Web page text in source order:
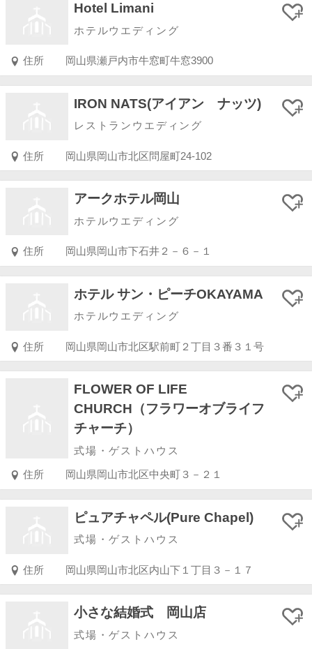
Hotel Limani
ホテルウエディング
住所 岡山県瀬戸内市牛窓町牛窓3900
IRON NATS(アイアン ナッツ)
レストランウエディング
住所 岡山県岡山市北区問屋町24-102
アークホテル岡山
ホテルウエディング
住所 岡山県岡山市下石井２－６－１
ホテル サン・ピーチOKAYAMA
ホテルウエディング
住所 岡山県岡山市北区駅前町２丁目３番３１号
FLOWER OF LIFE
CHURCH（フラワーオブライフ
チャーチ）
式場・ゲストハウス
住所 岡山県岡山市北区中央町３－２１
ピュアチャペル(Pure Chapel)
式場・ゲストハウス
住所 岡山県岡山市北区内山下１丁目３－１７
小さな結婚式 岡山店
式場・ゲストハウス